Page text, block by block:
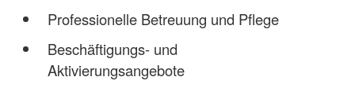
Professionelle Betreuung und Pflege
Beschäftigungs- und
Aktivierungsangebote